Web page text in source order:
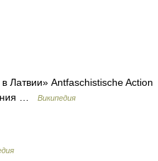
Латвии» Antfaschistische Action
…
Википедия